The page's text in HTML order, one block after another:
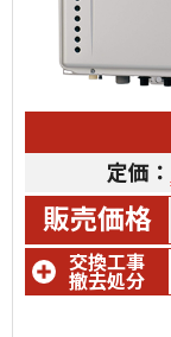
定価：
販売価格
交換工事
撤去処分